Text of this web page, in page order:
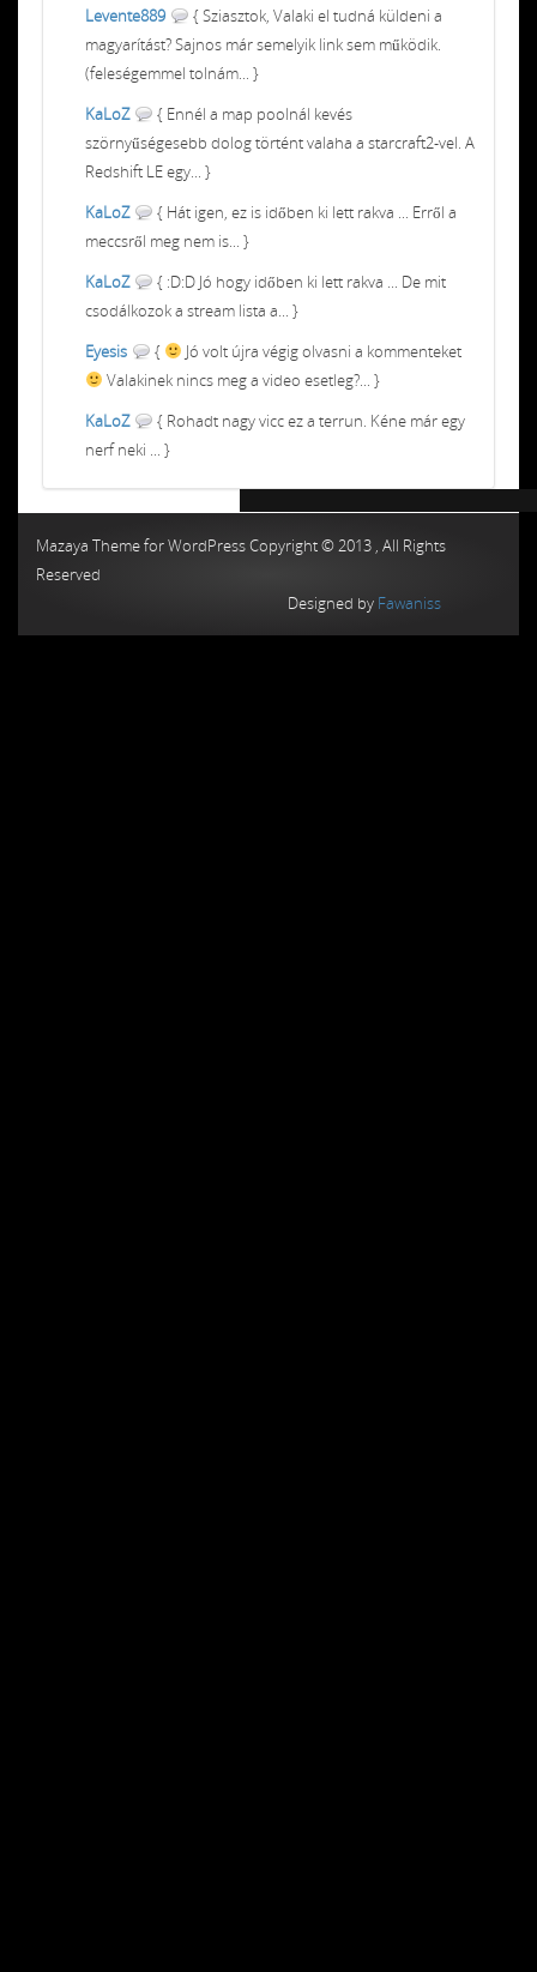
Levente889
{ Sziasztok, Valaki el tudná küldeni a
magyarítást? Sajnos már semelyik link sem működik.
(feleségemmel tolnám... }
KaLoZ
{ Ennél a map poolnál kevés
szörnyűségesebb dolog történt valaha a starcraft2-vel. A
Redshift LE egy... }
KaLoZ
{ Hát igen, ez is időben ki lett rakva ... Erről a
meccsről meg nem is... }
KaLoZ
{ :D:D Jó hogy időben ki lett rakva ... De mit
csodálkozok a stream lista a... }
Eyesis
{
Jó volt újra végig olvasni a kommenteket
Valakinek nincs meg a video esetleg?... }
KaLoZ
{ Rohadt nagy vicc ez a terrun. Kéne már egy
nerf neki ... }
Mazaya Theme for WordPress Copyright © 2013 , All Rights
Reserved
Designed by Fawaniss